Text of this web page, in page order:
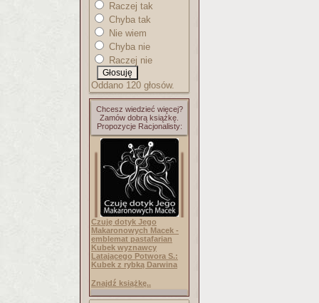
Raczej tak
Chyba tak
Nie wiem
Chyba nie
Raczej nie
Oddano 120 głosów.
Chcesz wiedzieć więcej?
Zamów dobrą książkę.
Propozycje Racjonalisty:
Czuję dotyk Jego
Makaronowych Macek -
emblemat pastafarian
Kubek wyznawcy
Latającego Potwora S.:
Kubek z rybką Darwina
Znajdź książkę..